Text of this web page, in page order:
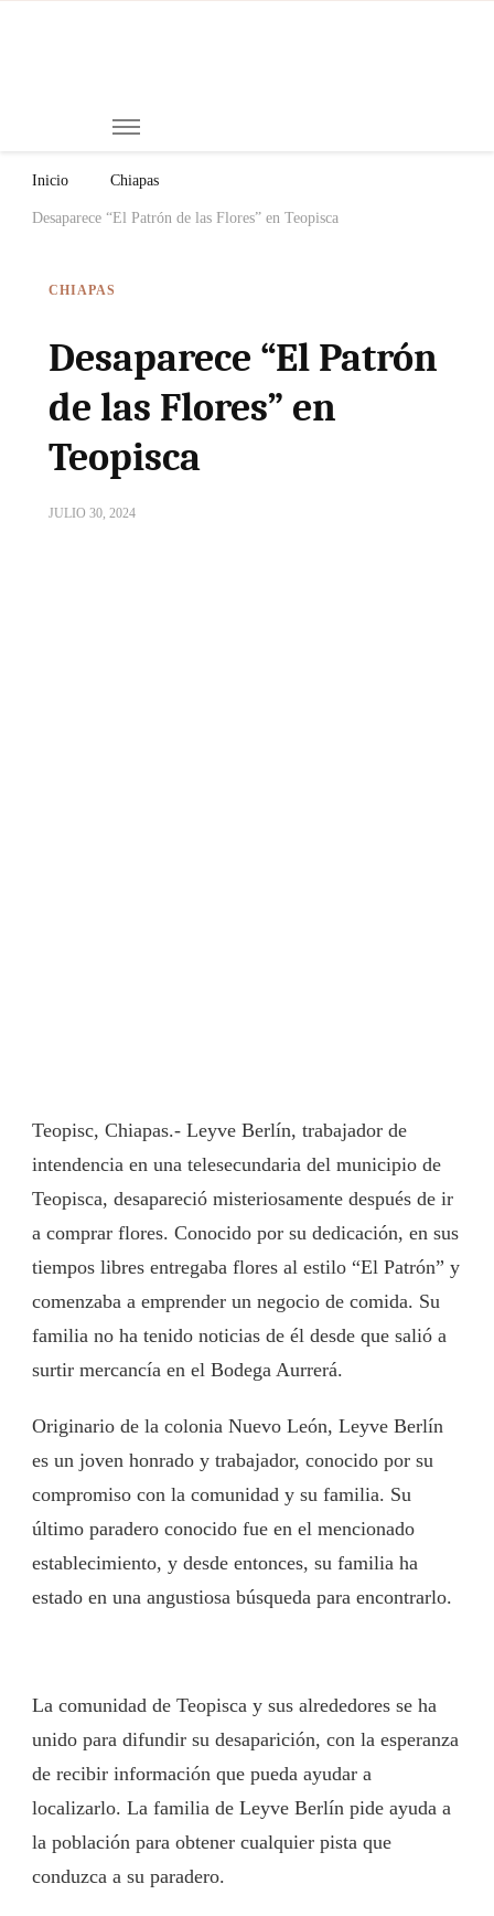
Inicio Chiapas
Desaparece “El Patrón de las Flores” en Teopisca
CHIAPAS
Desaparece “El Patrón
de las Flores” en
Teopisca
JULIO 30, 2024
Teopisc, Chiapas.- Leyve Berlín, trabajador de
intendencia en una telesecundaria del municipio de
Teopisca, desapareció misteriosamente después de ir
a comprar flores. Conocido por su dedicación, en sus
tiempos libres entregaba flores al estilo “El Patrón” y
comenzaba a emprender un negocio de comida. Su
familia no ha tenido noticias de él desde que salió a
surtir mercancía en el Bodega Aurrerá.
Originario de la colonia Nuevo León, Leyve Berlín
es un joven honrado y trabajador, conocido por su
compromiso con la comunidad y su familia. Su
último paradero conocido fue en el mencionado
establecimiento, y desde entonces, su familia ha
estado en una angustiosa búsqueda para encontrarlo.
La comunidad de Teopisca y sus alrededores se ha
unido para difundir su desaparición, con la esperanza
de recibir información que pueda ayudar a
localizarlo. La familia de Leyve Berlín pide ayuda a
la población para obtener cualquier pista que
conduzca a su paradero.